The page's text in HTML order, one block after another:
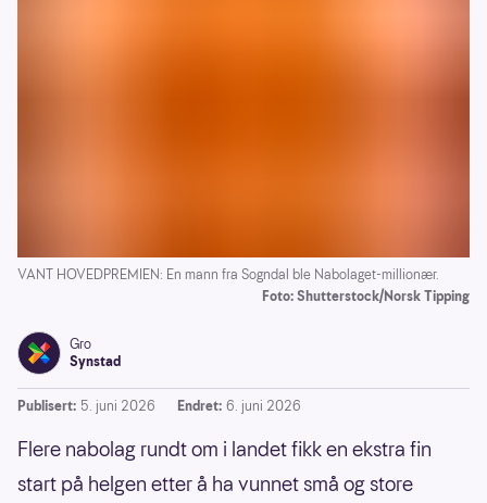
VANT HOVEDPREMIEN: En mann fra Sogndal ble Nabolaget-millionær.
Foto: Shutterstock/Norsk Tipping
Gro
Synstad
Publisert: 5. juni 2026 Endret: 6. juni 2026
Flere nabolag rundt om i landet fikk en ekstra fin
start på helgen etter å ha vunnet små og store